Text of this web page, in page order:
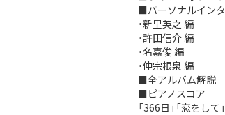
■パーソナルイン
・新里英之 編
・許田信介 編
・名嘉俊 編
・仲宗根泉 編
■全アルバム解説
■ピアノスコア
「366日」「恋をして」